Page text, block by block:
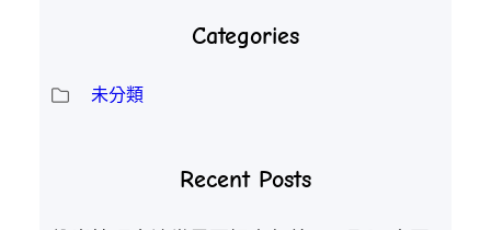
Categories
未分類
Recent Posts